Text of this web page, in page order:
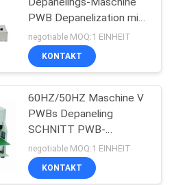
PWB Depanelization mit
photoelektrischem
Prüfer
negotiable MOQ:1 EINHEIT
KONTAKT
60HZ/50HZ Maschine V
PWBs Depaneling
SCHNITT PWB-
Trennzeichen-
Maschinen-1-jährige
Garantie
negotiable MOQ:1 EINHEIT
KONTAKT